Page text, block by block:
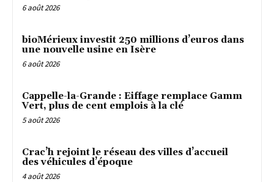
6 août 2026
bioMérieux investit 250 millions d’euros dans
une nouvelle usine en Isère
6 août 2026
Cappelle-la-Grande : Eiffage remplace Gamm
Vert, plus de cent emplois à la clé
5 août 2026
Crac’h rejoint le réseau des villes d’accueil
des véhicules d’époque
4 août 2026